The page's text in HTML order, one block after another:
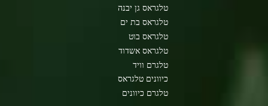
טלגראס גן יבנה
טלגראס בת ים
טלגראס בוט
טלגראס אשדוד
טלגרם וויד
כיוונים טלגראס
טלגרם כיוונים